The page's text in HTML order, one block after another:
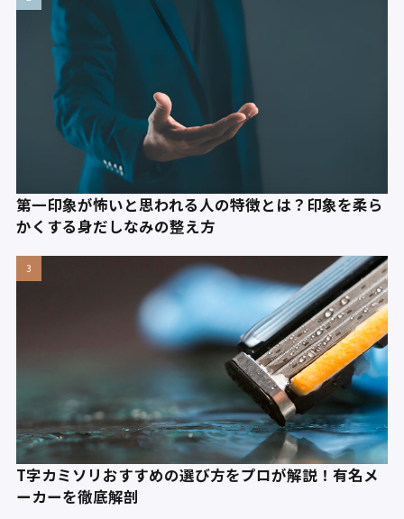
第一印象が怖いと思われる人の特徴とは？印象を柔ら
かくする身だしなみの整え方
T字カミソリおすすめの選び方をプロが解説！有名メ
ーカーを徹底解剖